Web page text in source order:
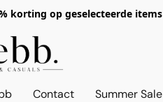
korting op geselecteerde items
Contact Summer Sale